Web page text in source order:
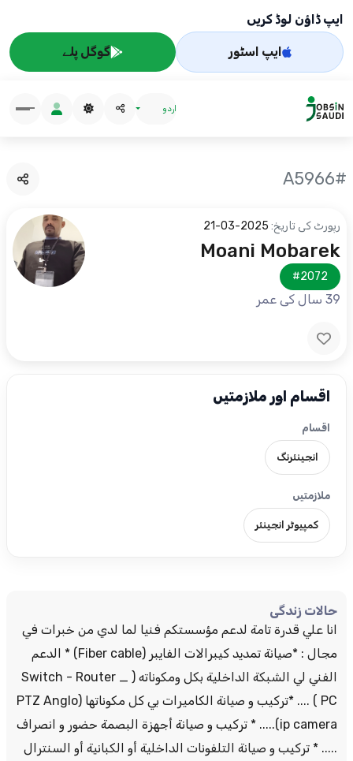
ایپ ڈاؤن لوڈ کریں
ایپ اسٹور گوگل پلے
اردو
#A5966
رپورٹ کی تاریخ: 2025-03-21
Moani Mobarek
#2072
39 سال کی عمر
اقسام اور ملازمتیں
اقسام
انجینئرنگ
ملازمتیں
کمپیوٹر انجینئر
حالات زندگی
انا علي قدرة تامة لدعم مؤسستكم فنيا لما لدي من خبرات في
مجال : *صيانة تمديد كيبرالات الفايبر (Fiber cable) * الدعم
الفني لي الشبكة الداخلية بكل ومكوناته ( Switch - Router _
PC ) .... *تركيب و صيانة الكاميرات بي كل مكوناتها (PTZ Anglo
ip camera)..... * تركيب و صيانة أجهزة البصمة حضور و انصراف
..... * تركيب و صيانة التلفونات الداخلية أو الكبانية أو السنترال